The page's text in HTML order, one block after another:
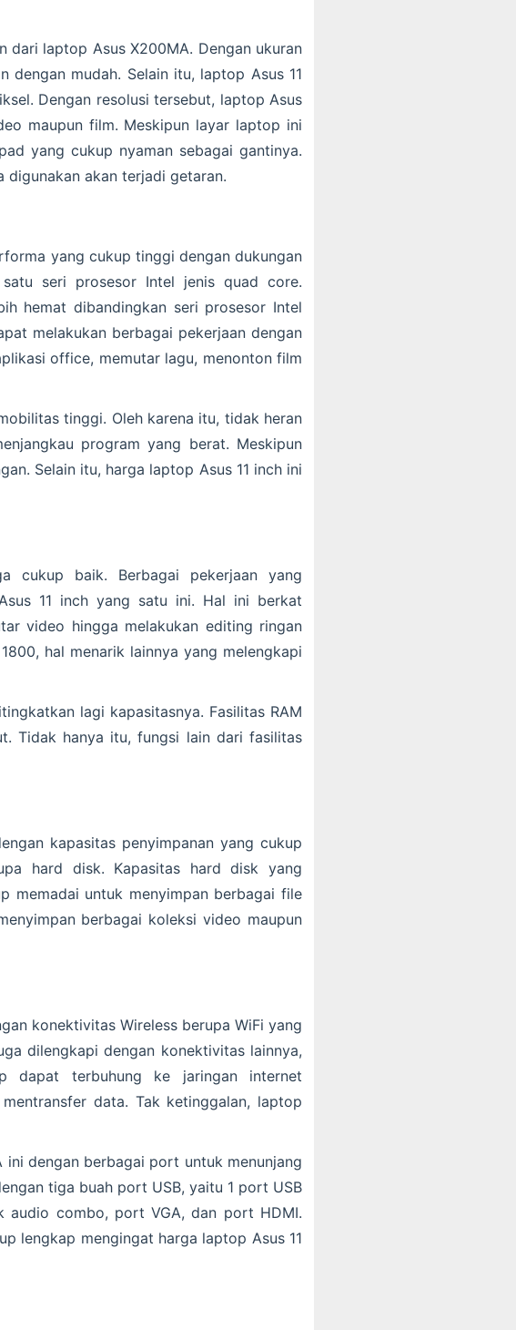
dari laptop Asus X200MA. Dengan ukuran
mudah. Selain itu, laptop Asus 11
Dengan resolusi tersebut, laptop Asus
maupun film. Meskipun layar laptop ini
yang cukup nyaman sebagai gantinya.
akan terjadi getaran.
yang cukup tinggi dengan dukungan
seri prosesor Intel jenis quad core.
hemat dibandingkan seri prosesor Intel
melakukan berbagai pekerjaan dengan
office, memutar lagu, menonton film
tinggi. Oleh karena itu, tidak heran
program yang berat. Meskipun
Selain itu, harga laptop Asus 11 inch ini
cukup baik. Berbagai pekerjaan yang
11 inch yang satu ini. Hal ini berkat
video hingga melakukan editing ringan
hal menarik lainnya yang melengkapi
lagi kapasitasnya. Fasilitas RAM
Tidak hanya itu, fungsi lain dari fasilitas
kapasitas penyimpanan yang cukup
hard disk. Kapasitas hard disk yang
memadai untuk menyimpan berbagai file
berbagai koleksi video maupun
konektivitas Wireless berupa WiFi yang
dilengkapi dengan konektivitas lainnya,
dapat terbuhung ke jaringan internet
data. Tak ketinggalan, laptop
ini dengan berbagai port untuk menunjang
tiga buah port USB, yaitu 1 port USB
combo, port VGA, dan port HDMI.
lengkap mengingat harga laptop Asus 11